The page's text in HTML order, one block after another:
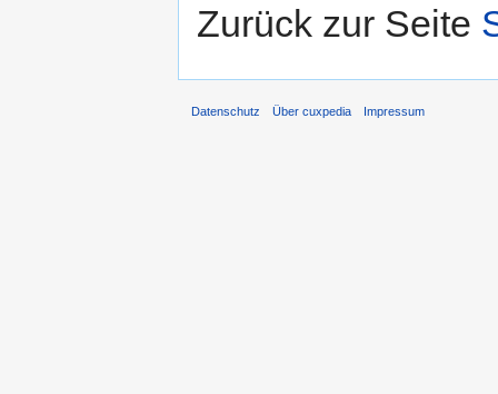
Zurück zur Seite
Datenschutz Über cuxpedia Impressum